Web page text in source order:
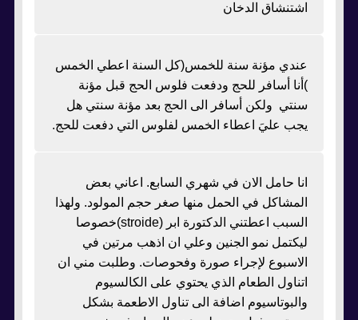
اشتنشاق الدخان
عندي مؤنة سنة للخمس(كل السنة اعطي الخمس
)أنا أسافر للحج ودفعت فلوس الحج قبل مؤنة
سنتي ولكن أسافر الى الحج بعد مؤنة سنتي هل
يجب عليَ اعطاء الخمس لفلوس التي دفعت للحج.
انا حامل الان في شهري السابع. اعاني بعض
المشاكل في الحمل منها صغر حجم المولود. ولهذا
السبب اعطتني الدكتورة ابر (stroide)خصوصا
ليكتمل نمو الجنين وعلي ان اذهب مرتين في
الاسبوع لإجراء صورة وفحوصات. وطلبت مني ان
اتناول الطعام الذي يحتوي على الكالسيوم
والبوتاسيوم اضافة الى تناول الاطعمة بشكل